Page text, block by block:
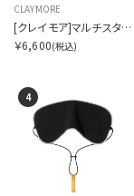
表示順を指定する
表示件数を指定する
CLAYMORE
[クレイモア]マルチスタンド
￥6,600(税込)
4